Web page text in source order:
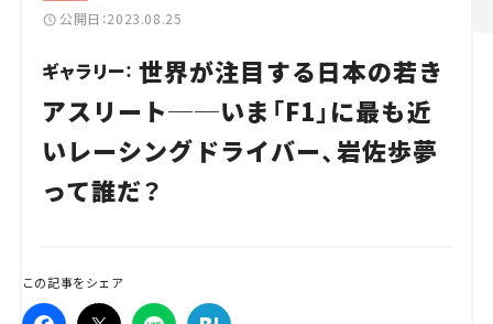
公開日：2023.08.25
ギャラリー： 世界が注目する日本の若き
アスリート──いま「F1」に最も近
いレーシングドライバー、岩佐歩夢
って誰だ？
この記事をシェア
Cars
Lifestyle
Traffic
Special
Campaign
人気のハッシュタグ